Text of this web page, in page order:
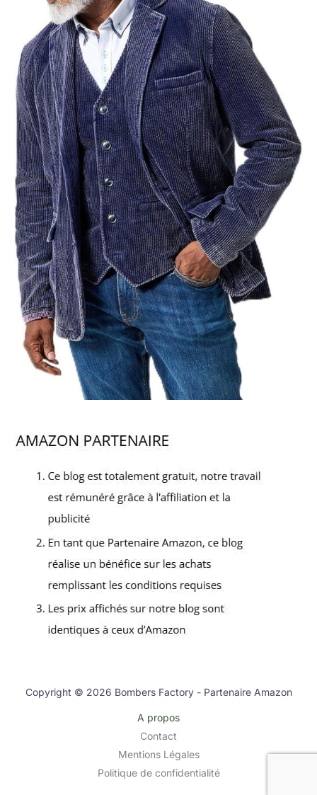
Copyright © 2026 Bombers Factory - Partenaire Amazon
A propos
Contact
Mentions Légales
Politique de confidentialité